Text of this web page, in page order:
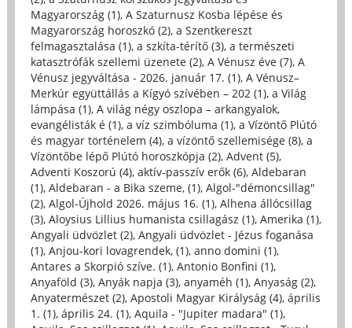
Magyarország (1), A Szaturnusz Kosba lépése és
Magyarország horoszkó (2), a Szentkereszt
felmagasztalása (1), a szkíta-térítő (3), a természeti
katasztrófák szellemi üzenete (2), A Vénusz éve (7), A
Vénusz jegyváltása - 2026. január 17. (1), A Vénusz–
Merkúr együttállás a Kígyó szívében – 202 (1), a Világ
lámpása (1), A világ négy oszlopa – arkangyalok,
evangélisták é (1), a víz szimbóluma (1), a Vízöntő Plútó
és magyar történelem (4), a vízöntő szellemisége (8), a
Vízöntőbe lépő Plútó horoszkópja (2), Advent (5),
Adventi Koszorú (4), aktív-passzív erők (6), Aldebaran
(1), Aldebaran - a Bika szeme, (1), Algol-"démoncsillag"
(2), Algol-Újhold 2026. május 16. (1), Alhena állócsillag
(3), Aloysius Lillius humanista csillagász (1), Amerika (1),
Angyali üdvözlet (2), Angyali üdvözlet - Jézus foganása
(1), Anjou-kori lovagrendek, (1), anno domini (1),
Antares a Skorpió szíve. (1), Antonio Bonfini (1),
Anyaföld (3), Anyák napja (3), anyaméh (1), Anyaság (2),
Anyatermészet (2), Apostoli Magyar Királyság (4), április
1. (1), április 24. (1), Aquila - "Jupiter madara" (1),